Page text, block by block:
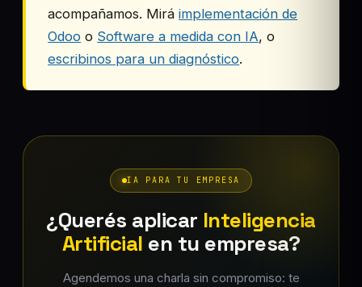
acompañamos. Miráimplementación de
Odoo o Software a medida con IA, o
escribinos para un diagnóstico.
IA PARA TU EMPRESA
¿Querés aplicar Inteligencia
Artificial en tu empresa?
Agendemos una charla sin compromiso: te